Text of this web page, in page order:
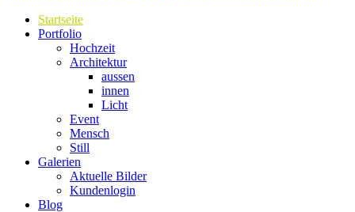
Startseite
Portfolio
Hochzeit
Architektur
aussen
innen
Licht
Event
Mensch
Still
Galerien
Aktuelle Bilder
Kundenlogin
Blog